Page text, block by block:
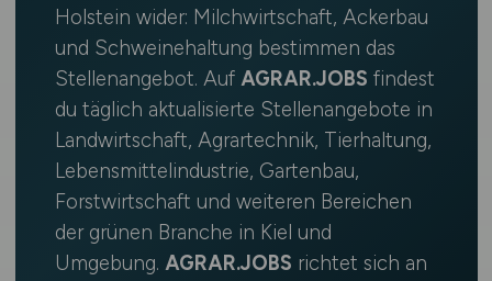
Holstein wider: Milchwirtschaft, Ackerbau
und Schweinehaltung bestimmen das
Stellenangebot. Auf AGRAR.JOBS findest
du täglich aktualisierte Stellenangebote in
Landwirtschaft, Agrartechnik, Tierhaltung,
Lebensmittelindustrie, Gartenbau,
Forstwirtschaft und weiteren Bereichen
der grünen Branche in Kiel und
Umgebung. AGRAR.JOBS richtet sich an